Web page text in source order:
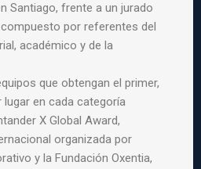
Santiago, frente a un jurado
por referentes del
académico y de la
que obtengan el primer,
lugar en cada categoría
X Global Award,
organizada por
y la Fundación Oxentia,